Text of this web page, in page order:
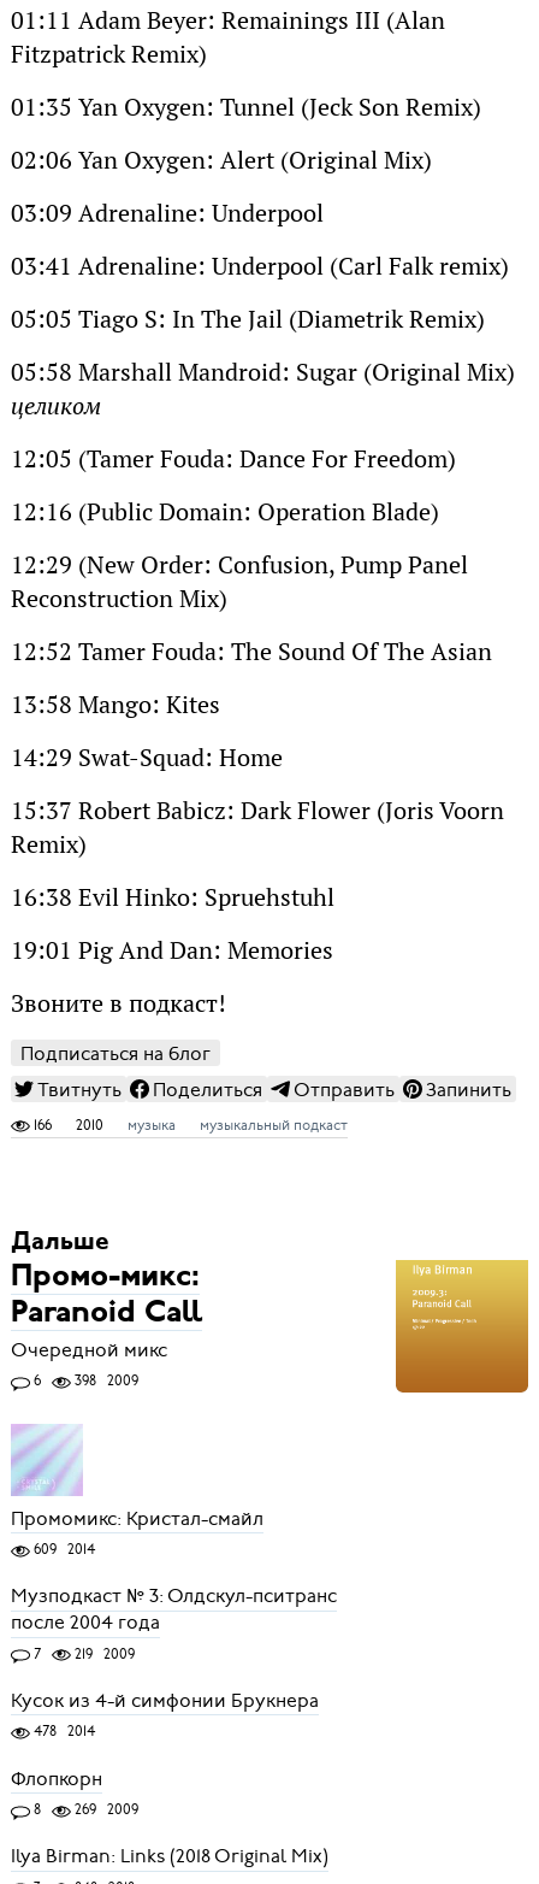
01:11 Adam Beyer: Remainings III (Alan
Fitzpatrick Remix)
01:35 Yan Oxygen: Tunnel (Jeck Son Remix)
02:06 Yan Oxygen: Alert (Original Mix)
03:09 Adrenaline: Underpool
03:41 Adrenaline: Underpool (Carl Falk remix)
05:05 Tiago S: In The Jail (Diametrik Remix)
05:58 Marshall Mandroid: Sugar (Original Mix)
целиком
12:05 (Tamer Fouda: Dance For Freedom)
12:16 (Public Domain: Operation Blade)
12:29 (New Order: Confusion, Pump Panel
Reconstruction Mix)
12:52 Tamer Fouda: The Sound Of The Asian
13:58 Mango: Kites
14:29 Swat-Squad: Home
15:37 Robert Babicz: Dark Flower (Joris Voorn
Remix)
16:38 Evil Hinko: Spruehstuhl
19:01 Pig And Dan: Memories
Звоните в подкаст!
Подписаться на блог
Твитнуть
Поделиться Отправить Запинить
166 2010 музыка музыкальный подкаст
Дальше
Промо-микс:
Paranoid Call
Очередной микс
6 398 2009
Промомикс: Кристал-смайл
609 2014
Музподкаст № 3: Олдскул-пситранс
после 2004 года
7 219 2009
Кусок из 4-й симфонии Брукнера
478 2014
Флопкорн
8 269 2009
Ilya Birman: Links (2018 Original Mix)